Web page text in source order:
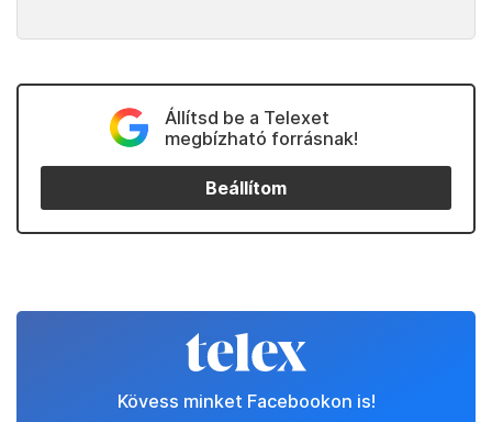
Állítsd be a Telexet
megbízható forrásnak!
Beállítom
Kövess minket Facebookon is!